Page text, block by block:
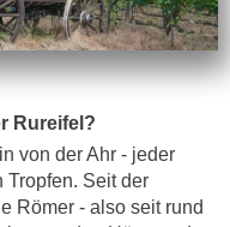
Rureifel?
von der Ahr - jeder
Seit der
Römer - also seit rund